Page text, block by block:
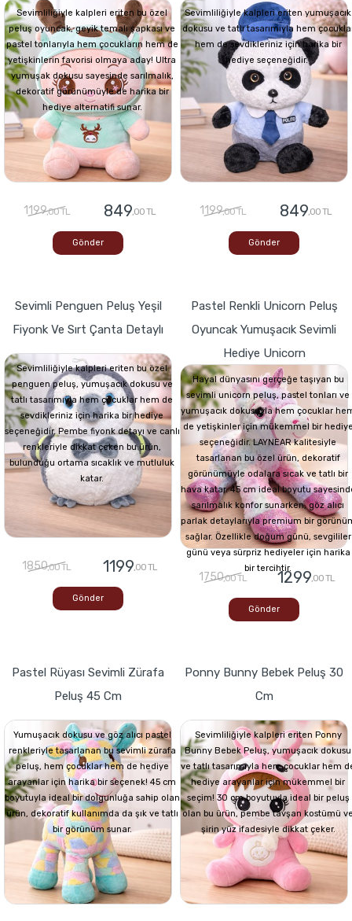
Sevimliliğiyle kalpleri eriten bu özel
peluş oyuncak, geyik temalı şapkası ve
pastel tonlarıyla hem çocukların hem de
yetişkinlerin favorisi olmaya aday! Ultra
yumuşak dokusu sayesinde sarılmalık,
dekoratif görünümüyle de harika bir
hediye alternatifi sunar.
1199,00 TL 849,00 TL
Gönder
Sevimliliğiyle kalpleri eriten yumuşacık
dokusu ve tatlı tasarımıyla hem
hem de sevdikleriniz için harika bir
hediye seçeneğidir.
1199,00 TL 849,00 TL
Gönder
Sevimli Penguen Peluş Yeşil
Fiyonk Ve Sırt Çanta Detaylı
Sevimliliğiyle kalpleri eriten bu özel
penguen peluş, yumuşacık dokusu ve
tatlı tasarımıyla hem çocuklar hem de
sevdikleriniz için harika bir hediye
seçeneğidir. Pembe fiyonk detayı ve canlı
renkleriyle dikkat çeken bu ürün,
bulunduğu ortama sıcaklık ve mutluluk
katar.
1850,00 TL 1199,00 TL
Gönder
Pastel Renkli Unicorn Peluş
Oyuncak Yumuşacık Sevimli
Hediye Unicorn
Hayal dünyasını gerçeğe taşıyan bu
sevimli unicorn peluş, pastel tonları ve
yumuşacık dokusuyla hem çocuklar
de yetişkinler için mükemmel bir
seçeneğidir. LAYNEAR kalitesiyle
tasarlanan bu özel ürün, dekoratif
görünümüyle odalara sıcak ve tatlı bir
hava katar. 45 cm ideal boyutu
sarılmalık konfor sunarken, göz alıcı
parlak detaylarıyla premium bir
sağlar. Özellikle doğum günü, sevgililer
günü veya sürpriz hediyeler için harika
bir tercihtir.
1750,00 TL 1299,00 TL
Gönder
Pastel Rüyası Sevimli Zürafa
Peluş 45 Cm
Yumuşacık dokusu ve göz alıcı pastel
renkleriyle tasarlanan bu sevimli zürafa
peluş, hem çocuklar hem de hediye
arayanlar için harika bir seçenek! 45 cm
boyutuyla ideal bir dolgunluğa sahip olan
ürün, dekoratif kullanımda da şık ve tatlı
bir görünüm sunar.
Ponny Bunny Bebek Peluş 30
Cm
Sevimliliğiyle kalpleri eriten Ponny
Bunny Bebek Peluş, yumuşacık dokusu
ve tatlı tasarımıyla hem çocuklar hem
hediye arayanlar için mükemmel bir
seçim! 30 cm boyutuyla ideal bir peluş
olan bu ürün, pembe tavşan kostümü
şirin yüz ifadesiyle dikkat çeker.